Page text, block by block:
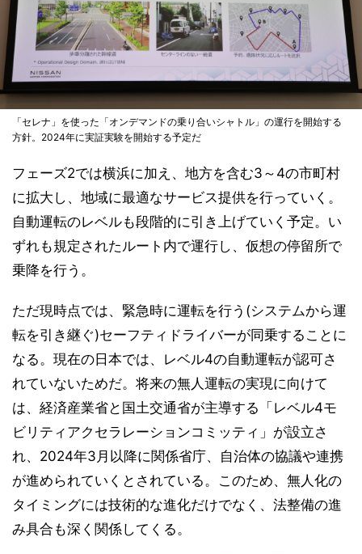
「セレナ」を使った「オンデマンドの乗り合いシャトル」の運行を開始する
方針。2024年に実証実験を開始する予定だ
フェーズ2では横浜に加え、地方を含む3～4の市町村
に拡大し、地域に最適なサービス提供を行っていく。
自動運転のレベルも段階的に引き上げていく予定。い
ずれも規定されたルート内で運行し、仮想の停留所で
乗降を行う。
ただ現時点では、緊急時に運転を行う(システムから運
転を引き継ぐ)セーフティドライバーが同乗することに
なる。現在の日本では、レベル4の自動運転が認可さ
れていないためだ。将来の無人運転の実現に向けて
は、経済産業省と国土交通省が主導する「レベル4モ
ビリティアクセラレーションコミッティ」が設立さ
れ、2024年3月以降に関係省庁、自治体の協議や連携
が進められていくとされている。このため、無人化の
タイミングには技術的な進化だけでなく、法整備の進
み具合も深く関係してくる。